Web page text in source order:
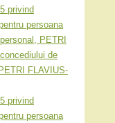
privind
persoana
PETRI
de
FLAVIUS-
privind
persoana